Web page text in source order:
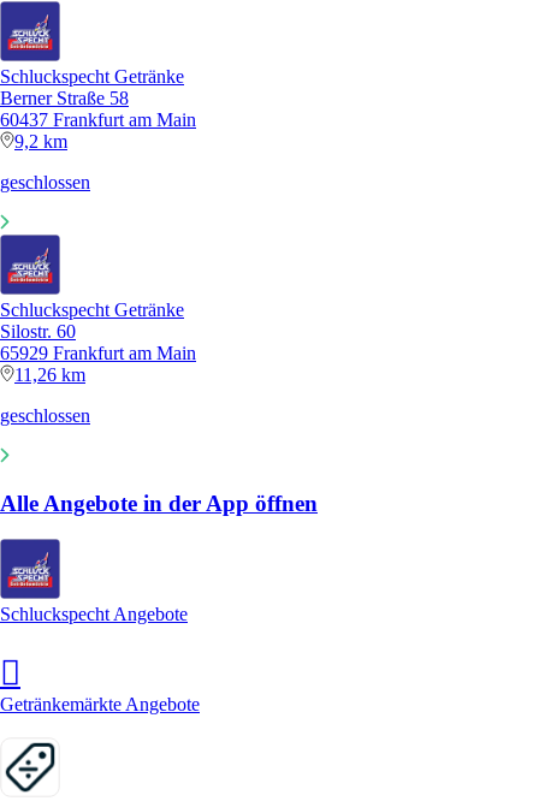
Schluckspecht Getränke
Berner Straße 58
60437 Frankfurt am Main
9,2 km
geschlossen
Schluckspecht Getränke
Silostr. 60
65929 Frankfurt am Main
11,26 km
geschlossen
Alle Angebote in der App öffnen
Schluckspecht Angebote
Getränkemärkte Angebote